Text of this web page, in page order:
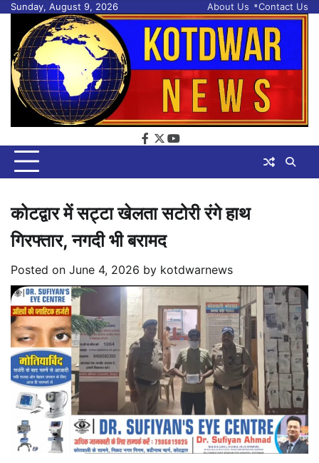
Skip
content
Sunday, August 9, 2026 About Us Contact Us
facebook
twitter
youtube
कोटद्वार में सट्टा खेलता सटोरी रंगे हाथ
गिरफ्तार, नगदी भी बरामद
Posted on June 4, 2026 by kotdwarnews